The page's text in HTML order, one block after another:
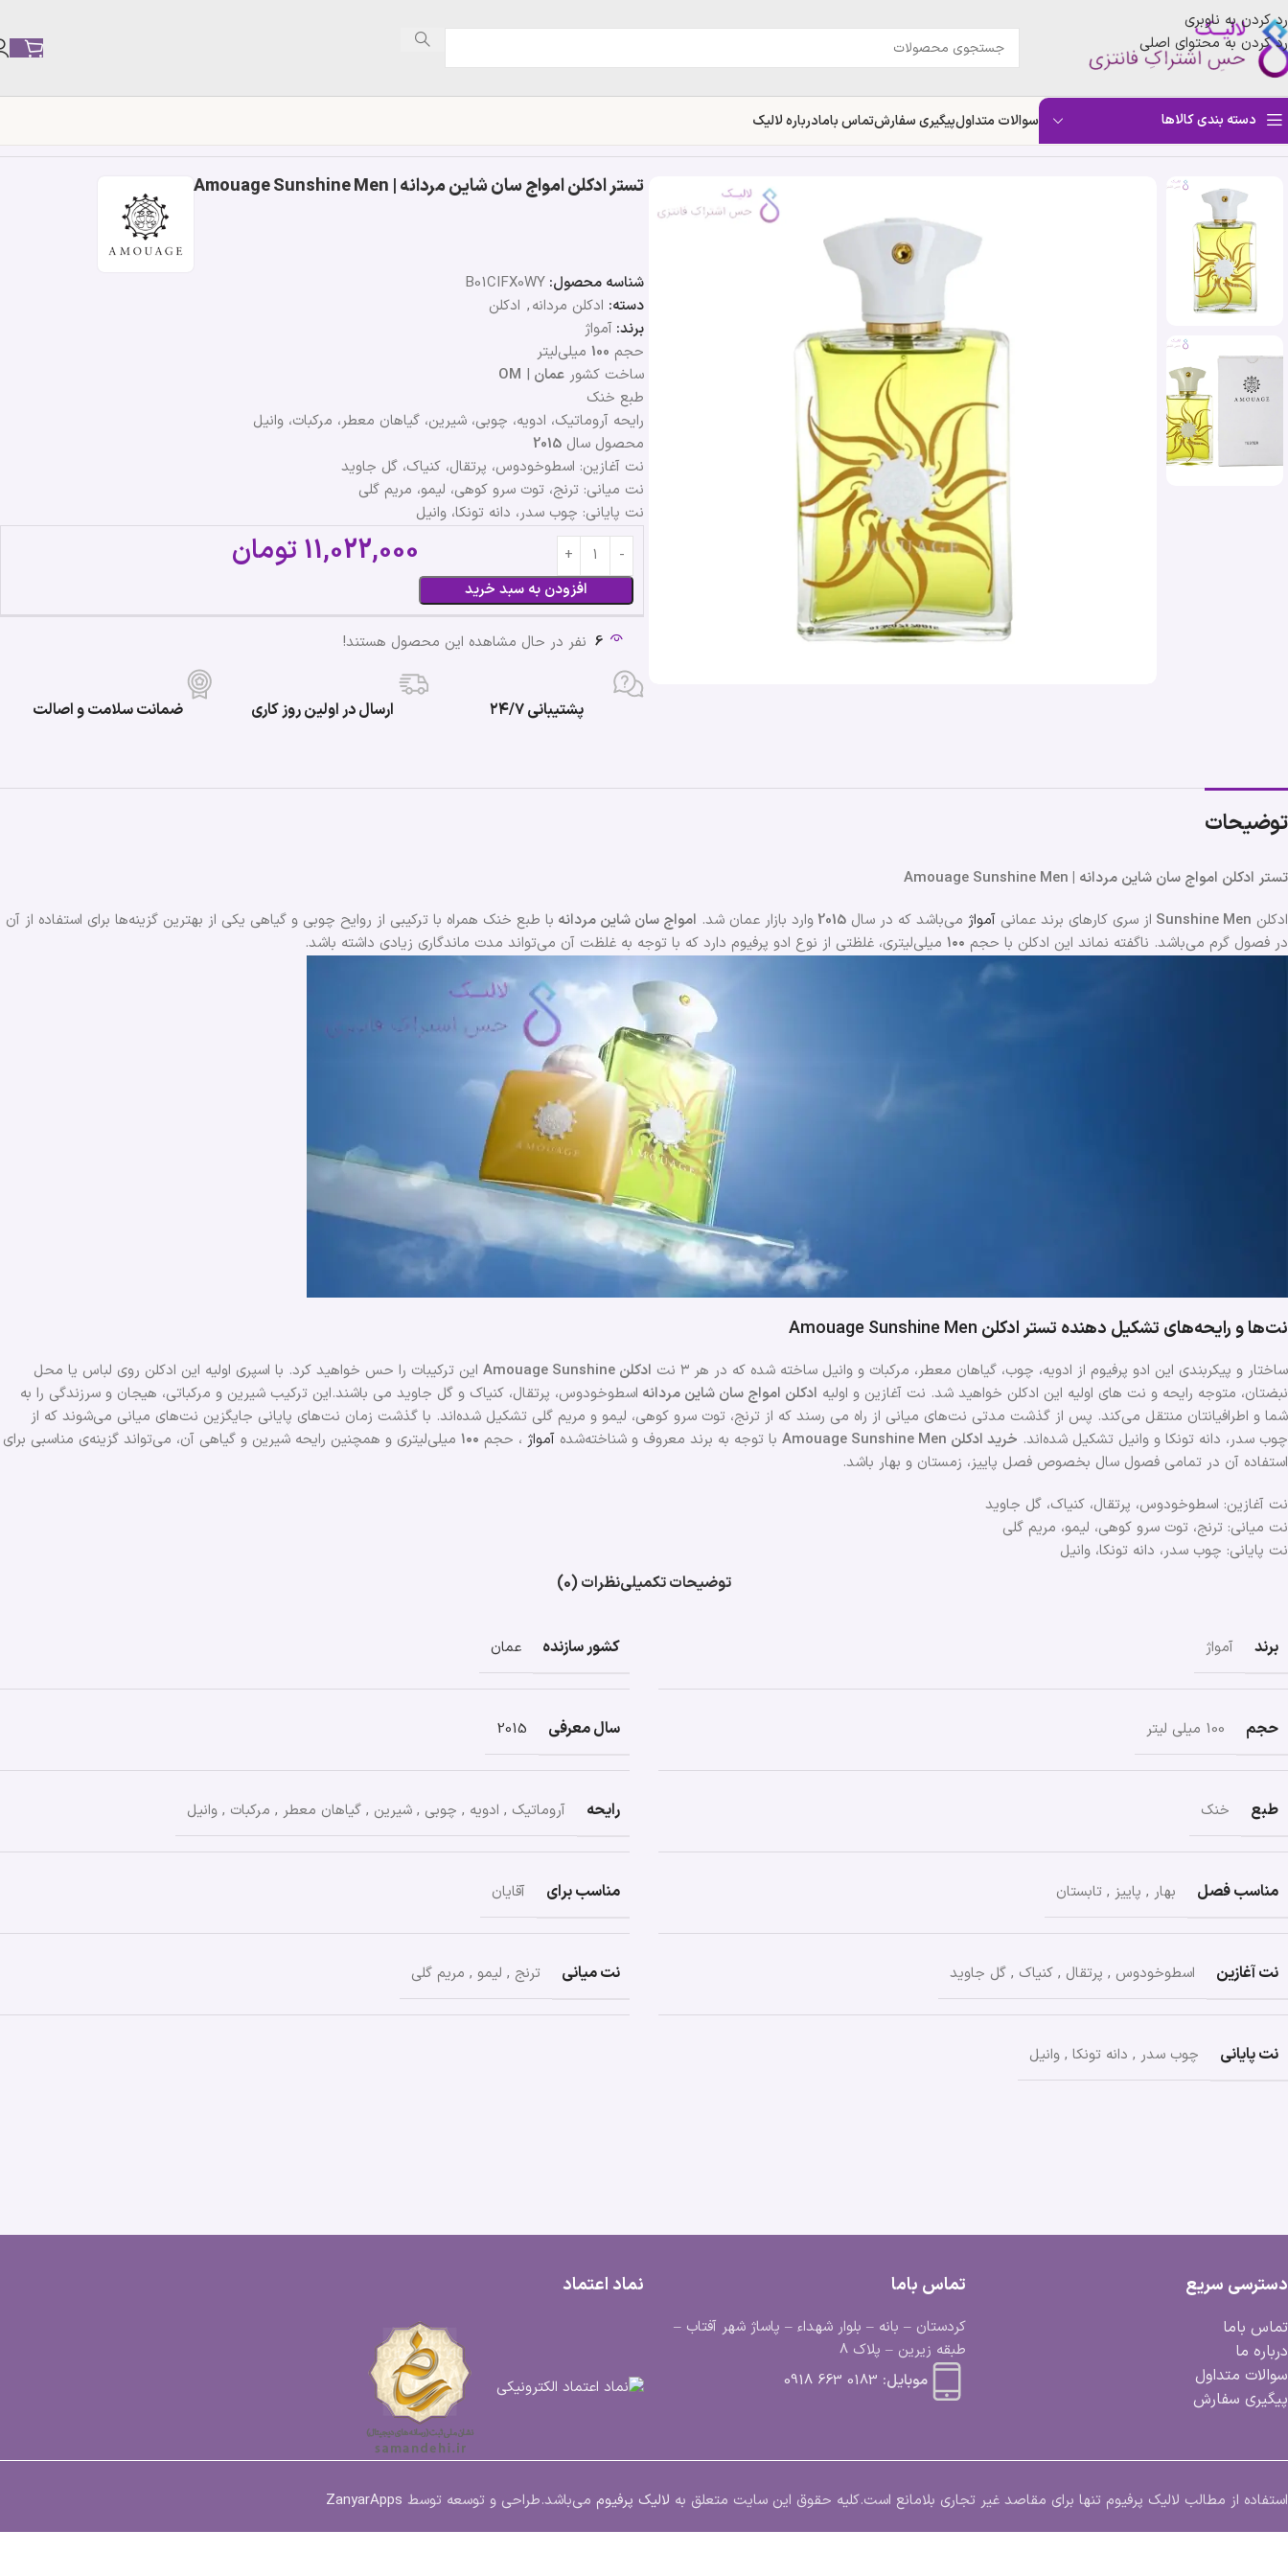
رد کردن به ناوبری
رد کردن به محتوای اصلی
دسته بندی کالاها سوالات متداولپیگیری سفارشتماس بامادرباره لالیک
خانه فروشگاه» تستر ادکلن امواج سان شاین مردانه | Amouage Sunshine Men
تستر ادکلن امواج سان شاین مردانه | Amouage Sunshine Men
شناسه محصول: B01CIFX0WY
دسته: ادکلن مردانه, ادکلن
برند: آمواژ
حجم 100 میلی‌لیتر
ساخت کشور عمان |
OM
طبع خنک
رایحه آروماتیک، ادویه، چوبی، شیرین، گیاهان معطر، مرکبات، وانیل
محصول سال 2015
نت آغازین: اسطوخودوس، پرتقال، کنیاک، گل جاوید
نت میانی: ترنج، توت سرو کوهی، لیمو، مریم گلی
نت پایانی: چوب سدر، دانه تونکا، وانیل
افزودن به سبد خرید
11,022,000تومان
6 نفر در حال مشاهده این محصول هستند!
پشتیبانی ۲۴/۷ ارسال در اولین روز کاری ضمانت سلامت و اصالت
توضیحات
تستر ادکلن امواج سان شاین مردانه | Amouage Sunshine Men
ادکلن Sunshine Men از سری کارهای برند عمانی آمواژ می‌باشد که در سال 2015 وارد بازار عمان شد. امواج سان شاین مردانه با طبع خنک همراه با ترکیبی از روایح چوبی و گیاهی یکی از بهترین گزینه‌ها برای استفاده از آن
در فصول گرم می‌باشد. ناگفته نماند این ادکلن با حجم ۱۰۰ میلی‌لیتری، غلظتی از نوع ادو پرفیوم دارد که با توجه به غلظت آن می‌تواند مدت ماندگاری زیادی داشته باشد.
نت‌ها و رایحه‌های تشکیل دهنده تستر ادکلن Amouage Sunshine Men
ساختار و پیکربندی این ادو پرفیوم از ادویه، چوب، گیاهان معطر، مرکبات و وانیل ساخته شده که در هر ۳ نت ادکلن Amouage Sunshine
این ترکیبات را حس خواهید کرد. با اسپری اولیه این ادکلن روی لباس یا محل
نبضتان، متوجه رایحه و نت های اولیه این ادکلن خواهید شد. نت‌ آغازین و اولیه ادکلن امواج سان شاین مردانه اسطوخودوس، پرتقال، کنیاک و گل جاوید می باشند.این ترکیب شیرین و مرکباتی، هیجان و سرزندگی را به
شما و اطرافیانتان منتقل می‌کند. پس از گذشت مدتی نت‌های میانی از راه می رسند که از ترنج، توت سرو کوهی، لیمو و مریم گلی تشکیل شده‌اند. با گذشت زمان نت‌های پایانی جایگزین نت‌های میانی می‌شوند که از
چوب سدر، دانه تونکا و وانیل تشکیل شده‌اند. خرید ادکلن Amouage Sunshine Men با توجه به برند معروف و شناخته‌شده آمواژ ، حجم ۱۰۰ میلی‌لیتری و همچنین رایحه شیرین و گیاهی آن، می‌تواند گزینه‌ی مناسبی برای
استفاده آن در تمامی فصول سال بخصوص فصل پاییز، زمستان و بهار باشد.
نت آغازین: اسطوخودوس، پرتقال، کنیاک، گل جاوید
نت میانی: ترنج، توت سرو کوهی، لیمو، مریم گلی
نت پایانی: چوب سدر، دانه تونکا، وانیل
توضیحات تکمیلینظرات (0)
برند آمواژ کشور سازنده عمان
حجم 100 میلی لیتر سال معرفی 2015
طبع خنک رایحه آروماتیک , ادویه , چوبی , شیرین , گیاهان معطر , مرکبات , وانیل
مناسب فصل بهار , پاییز , تابستان مناسب برای آقایان
نت آغازین اسطوخودوس , پرتقال , کنیاک , گل جاوید نت میانی ترنج , لیمو , مریم گلی
نت پایانی چوب سدر , دانه تونکا , وانیل
دسترسی سریع
تماس باما
درباره ما
سوالات متداول
پیگیری سفارش
تماس باما
کردستان – بانه – بلوار شهداء – پاساژ شهر آفتاب –
طبقه زیرین – پلاک 8
موبایل: 0183 663 0918
نماد اعتماد
استفاده از مطالب لالیک پرفیوم تنها برای مقاصد غیر تجاری بلامانع است.کلیه حقوق این سایت متعلق به لالیک پرفیوم می‌باشد.طراحی و توسعه توسط ZanyarApps